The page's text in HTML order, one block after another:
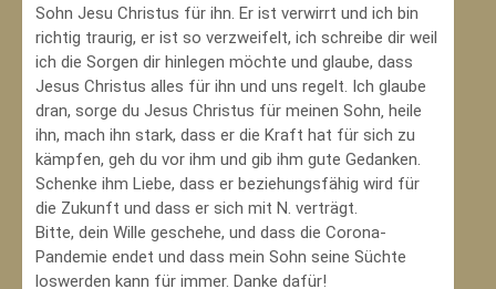
Sohn Jesu Christus für ihn. Er ist verwirrt und ich bin
richtig traurig, er ist so verzweifelt, ich schreibe dir weil
ich die Sorgen dir hinlegen möchte und glaube, dass
Jesus Christus alles für ihn und uns regelt. Ich glaube
dran, sorge du Jesus Christus für meinen Sohn‚ heile
ihn, mach ihn stark, dass er die Kraft hat für sich zu
kämpfen, geh du vor ihm und gib ihm gute Gedanken.
Schenke ihm Liebe, dass er beziehungsfähig wird für
die Zukunft und dass er sich mit N. verträgt.
Bitte, dein Wille geschehe, und dass die Corona-
Pandemie endet und dass mein Sohn seine Süchte
loswerden kann für immer. Danke dafür!